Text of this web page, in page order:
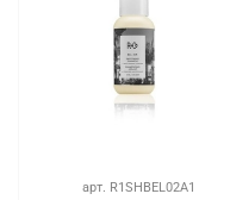
арт. R1SHBEL02A1